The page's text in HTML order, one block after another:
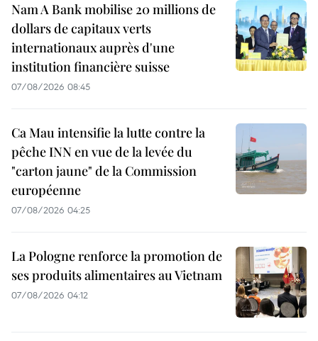
Nam A Bank mobilise 20 millions de
dollars de capitaux verts
internationaux auprès d'une
institution financière suisse
07/08/2026 08:45
Ca Mau intensifie la lutte contre la
pêche INN en vue de la levée du
"carton jaune" de la Commission
européenne
07/08/2026 04:25
La Pologne renforce la promotion de
ses produits alimentaires au Vietnam
07/08/2026 04:12